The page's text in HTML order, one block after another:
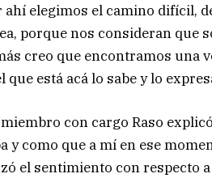
elegimos el camino difícil,
porque nos consideran que
creo que encontramos una
que está acá lo sabe y lo
con cargo Raso
y como que a mí en ese
el sentimiento con respecto